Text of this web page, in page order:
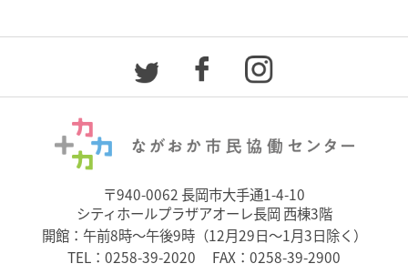
〒940-0062 長岡市大手通1-4-10
シティホールプラザアオーレ長岡 西棟3階
開館：午前8時～午後9時（12月29日～1月3日除く）
TEL： 0258-39-2020 FAX：0258-39-2900